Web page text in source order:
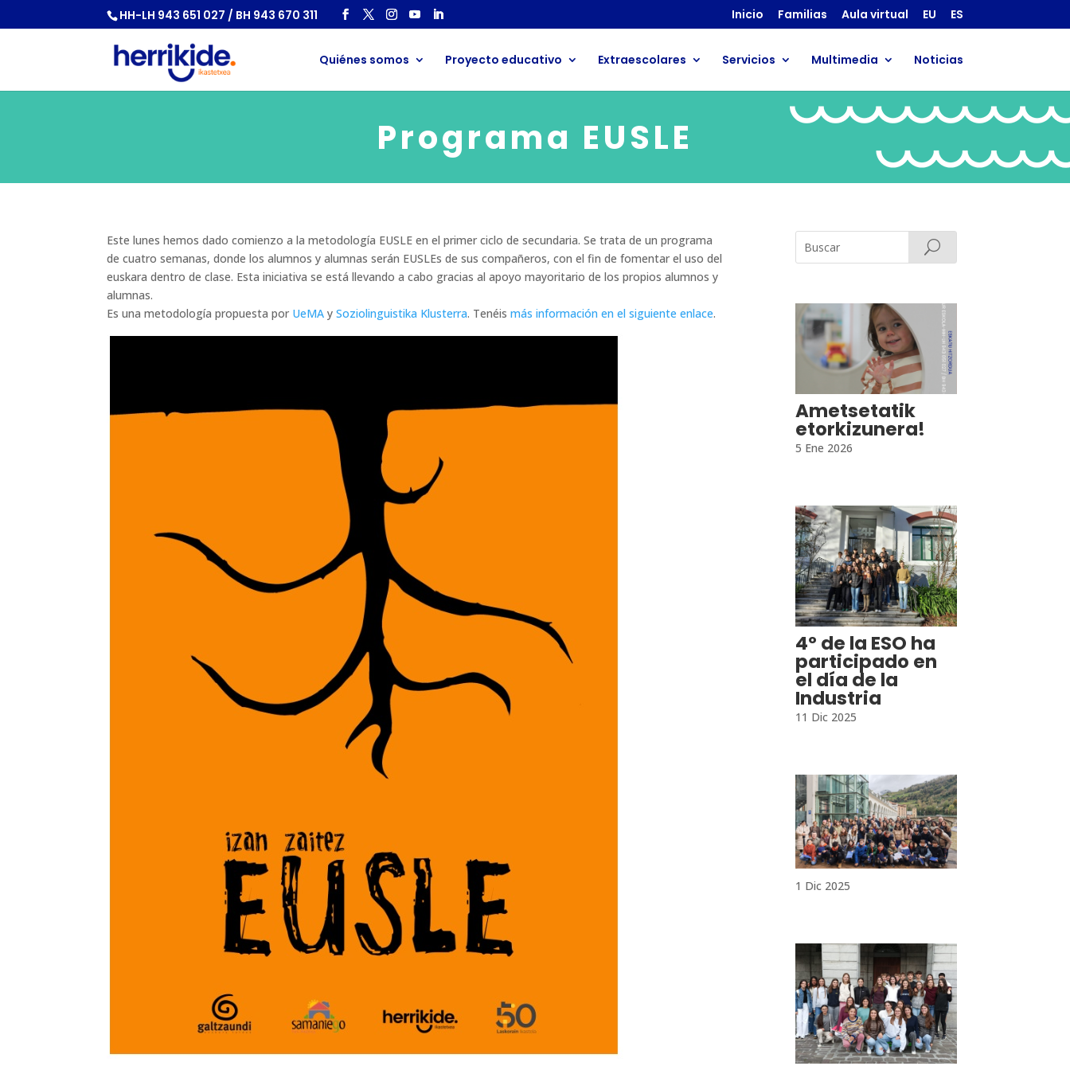
HH-LH 943 651 027 / BH 943 670 311 Inicio Familias Aula virtual EU ES
Quiénes somos Proyecto educativo Extraescolares Servicios Multimedia Noticias
Programa EUSLE
Este lunes hemos dado comienzo a la metodología EUSLE en el primer ciclo de secundaria. Se trata de un programa
de cuatro semanas, donde los alumnos y alumnas serán EUSLEs de sus compañeros, con el fin de fomentar el uso del
euskara dentro de clase. Esta iniciativa se está llevando a cabo gracias al apoyo mayoritario de los propios alumnos y
alumnas.
Es una metodología propuesta por UeMAy Soziolinguistika Klusterra. Tenéis más información en el siguiente enlace.
Ametsetatik
etorkizunera!
5 Ene 2026
4º de la ESO ha
participado en
el día de la
Industria
11 Dic 2025
1 Dic 2025